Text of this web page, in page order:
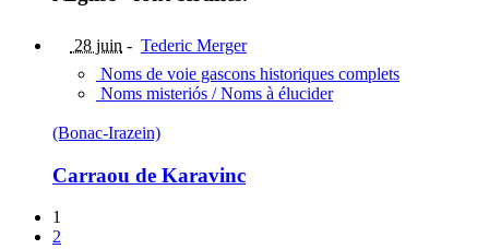
28 juin - Tederic Merger
Noms de voie gascons historiques complets
Noms misteriós / Noms à élucider
(Bonac-Irazein)
Carraou de Karavinc
1
2